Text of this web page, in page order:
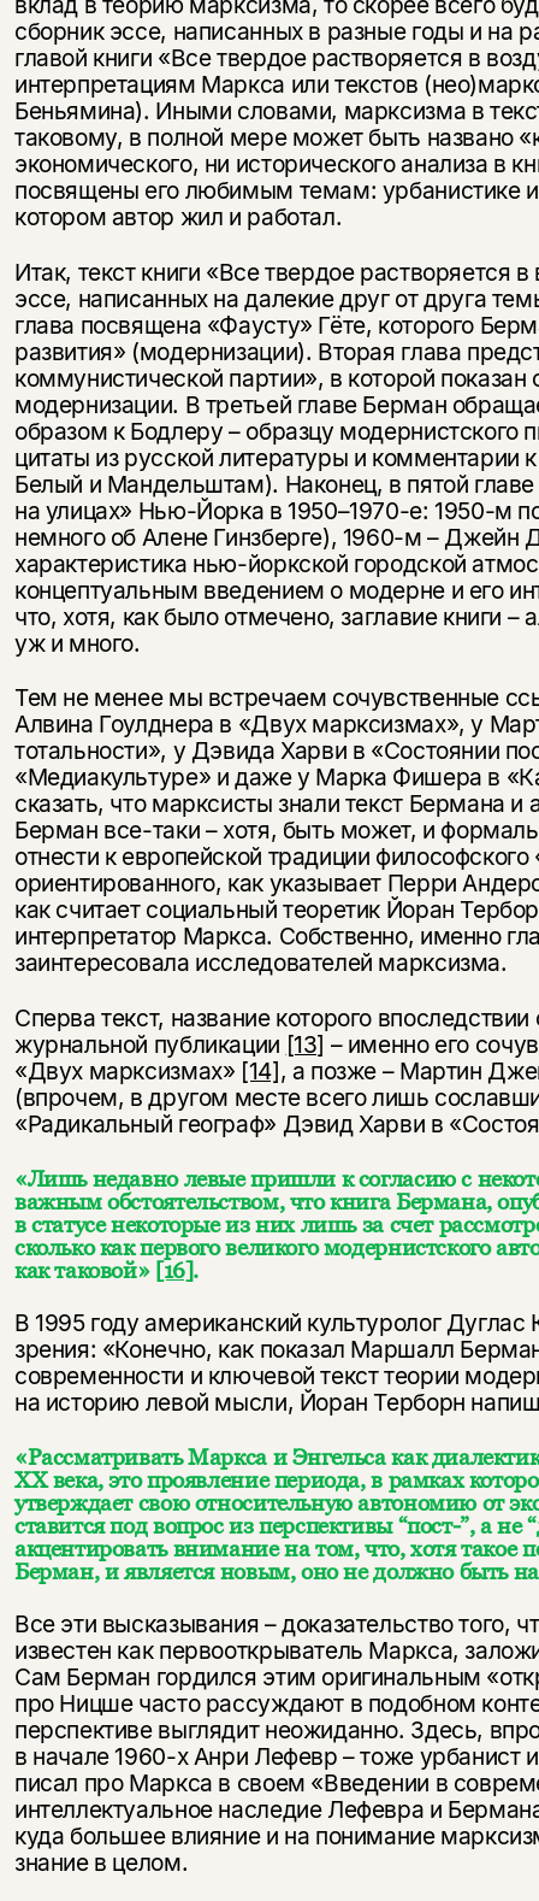
сборник эссе, написанных в разные годы и на
главой книги «Все твердое растворяется в
интерпретациям Маркса или текстов
Беньямина). Иными словами, марксизма в
таковому, в полной мере может быть названо
экономического, ни исторического анализа в
посвящены его любимым темам: урбанистике
котором автор жил и работал.
Итак, текст книги «Все твердое растворяется
эссе, написанных на далекие друг от друга
глава посвящена «Фаусту» Гёте, которого
развития» (модернизации). Вторая глава
коммунистической партии», в которой
модернизации. В третьей главе Берман
образом к Бодлеру – образцу модернистского
цитаты из русской литературы и комментарии
Белый и Мандельштам). Наконец, в пятой
на улицах» Нью-Йорка в 1950–1970-е: 1950-м
немного об Алене Гинзберге), 1960-м – Джейн
характеристика нью-йоркской городской
концептуальным введением о модерне и его
что, хотя, как было отмечено, заглавие книги
уж и много.
Тем не менее мы встречаем сочувственные
Алвина Гоулднера в «Двух марксизмах», у
тотальности», у Дэвида Харви в «Состоянии
«Медиакультуре» и даже у Марка Фишера в
сказать, что марксисты знали текст Бермана и
Берман все-таки – хотя, быть может, и
отнести к европейской традиции
ориентированного, как указывает Перри
как считает социальный теоретик Йоран
интерпретатор Маркса. Собственно, именно
заинтересовала исследователей марксизма.
Сперва текст, название которого
журнальной публикации [13] – именно его
«Двух марксизмах» [14], а позже – Мартин
(впрочем, в другом месте всего лишь
«Радикальный географ» Дэвид Харви в
«Лишь недавно левые пришли к согласию с
важным обстоятельством, что книга Бермана,
в статусе некоторые из них лишь за счет
сколько как первого великого модернистского
как таковой» [16].
В 1995 году американский культуролог
зрения: «Конечно, как показал Маршалл
современности и ключевой текст теории
на историю левой мысли, Йоран Терборн
«Рассматривать Маркса и Энгельса как
ХХ века, это проявление периода, в рамках
утверждает свою относительную автономию от
ставится под вопрос из перспективы “пост-”, а
акцентировать внимание на том, что, хотя
Берман, и является новым, оно не должно быть
Все эти высказывания – доказательство того,
известен как первооткрыватель Маркса,
Сам Берман гордился этим оригинальным
про Ницше часто рассуждают в подобном
перспективе выглядит неожиданно. Здесь,
в начале 1960-х Анри Лефевр – тоже урбанист
писал про Маркса в своем «Введении в
интеллектуальное наследие Лефевра и
куда большее влияние и на понимание
знание в целом.